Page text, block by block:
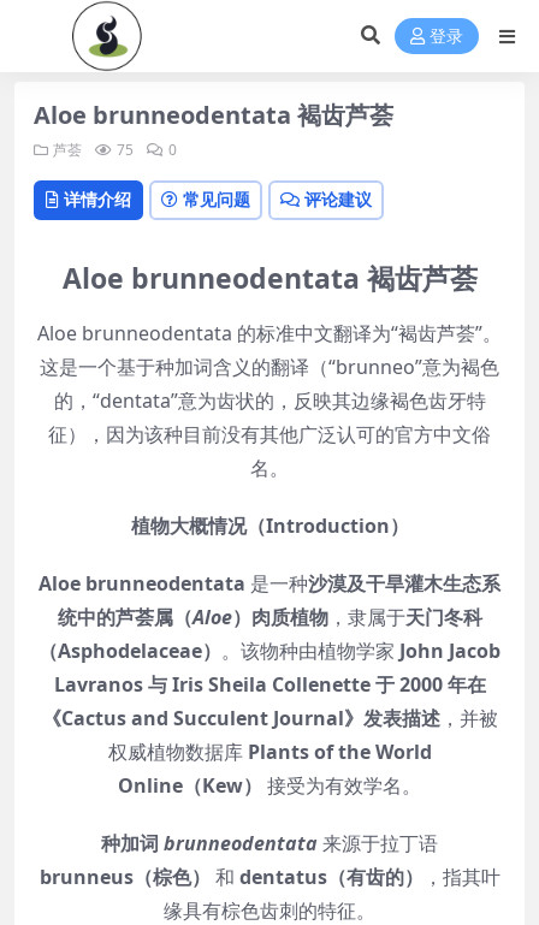
登录
Aloe brunneodentata 褐齿芦荟
芦荟 75 0
详情介绍 常见问题 评论建议
Aloe brunneodentata 褐齿芦荟
Aloe brunneodentata 的标准中文翻译为“褐齿芦荟”。
这是一个基于种加词含义的翻译（“brunneo”意为褐色
的，“dentata”意为齿状的，反映其边缘褐色齿牙特
征），因为该种目前没有其他广泛认可的官方中文俗
名。
植物大概情况（Introduction）
Aloe brunneodentata 是一种沙漠及干旱灌木生态系
统中的芦荟属（Aloe）肉质植物，隶属于天门冬科
（Asphodelaceae） 。该物种由植物学家 John Jacob
Lavranos 与 Iris Sheila Collenette 于 2000 年在
《Cactus and Succulent Journal》发表描述，并被
权威植物数据库 Plants of the World
Online（Kew） 接受为有效学名。
种加词 brunneodentata 来源于拉丁语
brunneus（棕色） 和 dentatus（有齿的）
，指其叶
缘具有棕色齿刺的特征。